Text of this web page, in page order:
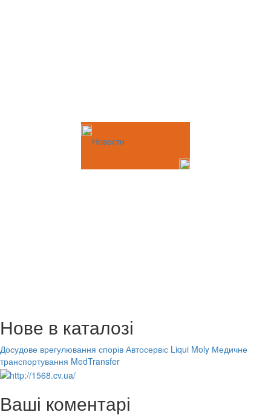
Новости
Нове в каталозі
Досудове врегулювання спорів Автосервіс Liqui Moly Медичне
транспортування MedTransfer
Ваші коментарі